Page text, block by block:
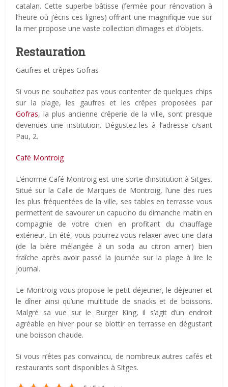
catalan. Cette superbe bâtisse (fermée pour rénovation à
l’heure où j’écris ces lignes) offrant une magnifique vue sur
la mer propose une vaste collection d’images et d’objets.
Restauration
Gaufres et crêpes Gofras
Si vous ne souhaitez pas vous contenter de quelques chips
sur la plage, les gaufres et les crêpes proposées par
Gofras, la plus ancienne crêperie de la ville, sont presque
devenues une institution. Dégustez-les à l’adresse c/sant
Pau, 2.
Café Montroig
L’énorme Café Montroig est une sorte d’institution à Sitges.
Situé sur la Calle de Marques de Montroig, l’une des rues
les plus fréquentées de la ville, ses tables en terrasse vous
permettent de savourer un capucino du dimanche matin en
compagnie de votre chien en profitant du chauffage
extérieur. En été, vous pourrez vous relaxer avec une clara
(de la bière mélangée à un soda au citron amer) bien
fraîche après avoir passé la journée sur la plage à lire le
journal.
Le Montroig vous propose le petit-déjeuner, le déjeuner et
le dîner ainsi qu’une multitude de snacks et de boissons.
Malgré sa vue sur le Burger King, il s’agit d’un endroit
agréable en hiver pour se blottir en terrasse en dégustant
une boisson chaude.
Si vous n’êtes pas convaincu, de nombreux autres cafés et
restaurants sont disponibles à Sitges.